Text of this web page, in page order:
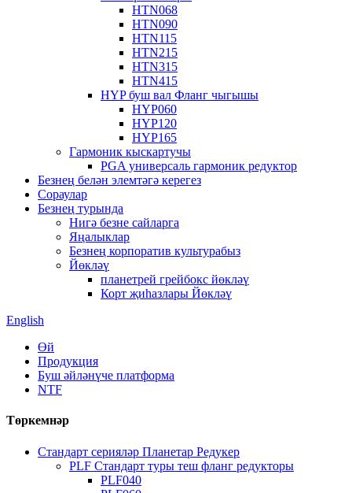
HTN068
HTN090
HTN115
HTN215
HTN315
HTN415
HYP буш вал Фланг чыгышы
HYP060
HYP120
HYP165
Гармоник кыскартучы
PGA универсаль гармоник редуктор
Безнең белән элемтәгә керегез
Сораулар
Безнең турында
Нигә безне сайларга
Яңалыклар
Безнең корпоратив культурабыз
Йөкләү
планетрей грейбокс йөкләү
Корт җиһазлары Йөкләү
English
Өй
Продукция
Буш әйләнүче платформа
NTF
Төркемнәр
Стандарт серияләр Планетар Редукер
PLF Стандарт туры теш фланг редукторы
PLF040